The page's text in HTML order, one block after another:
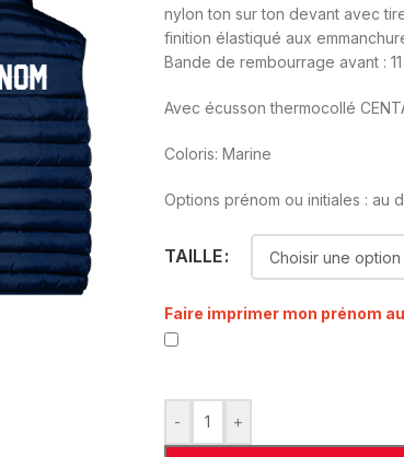
nylon ton sur ton devant avec
finition élastiqué aux
Bande de rembourrage avant :
Avec écusson thermocollé
Coloris: Marine
Options prénom ou initiales : au
TAILLE
Faire imprimer mon prénom
- +